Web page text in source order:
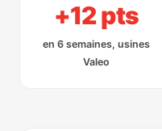
+12 pts
en 6 semaines, usines
Valeo